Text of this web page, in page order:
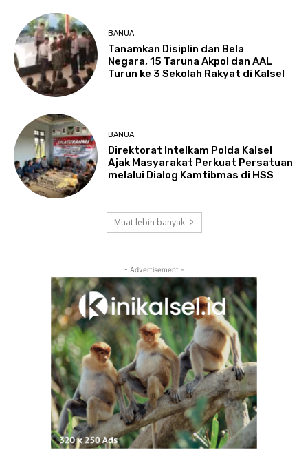
BANUA
Tanamkan Disiplin dan Bela
Negara, 15 Taruna Akpol dan AAL
Turun ke 3 Sekolah Rakyat di Kalsel
BANUA
Direktorat Intelkam Polda Kalsel
Ajak Masyarakat Perkuat Persatuan
melalui Dialog Kamtibmas di HSS
Muat lebih banyak
- Advertisement -